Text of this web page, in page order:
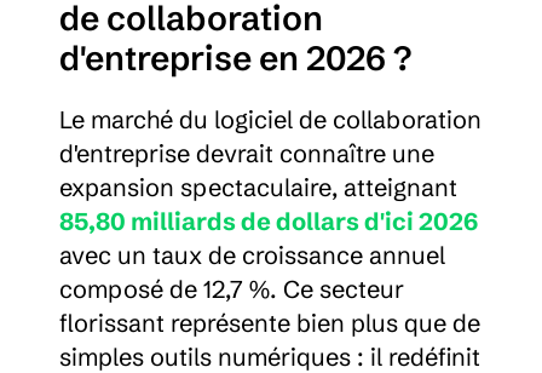
de collaboration
d'entreprise en 2026 ?
Le marché du logiciel de collaboration
d'entreprise devrait connaître une
85,80 milliards de dollars d'ici 2026
avec un taux de croissance annuel
composé de 12,7 %. Ce secteur
florissant représente bien plus que de
simples outils numériques : il redéfinit